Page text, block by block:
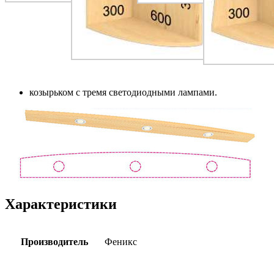
козырьком с тремя светодиодными лампами.
Характеристики
Производитель Феникс